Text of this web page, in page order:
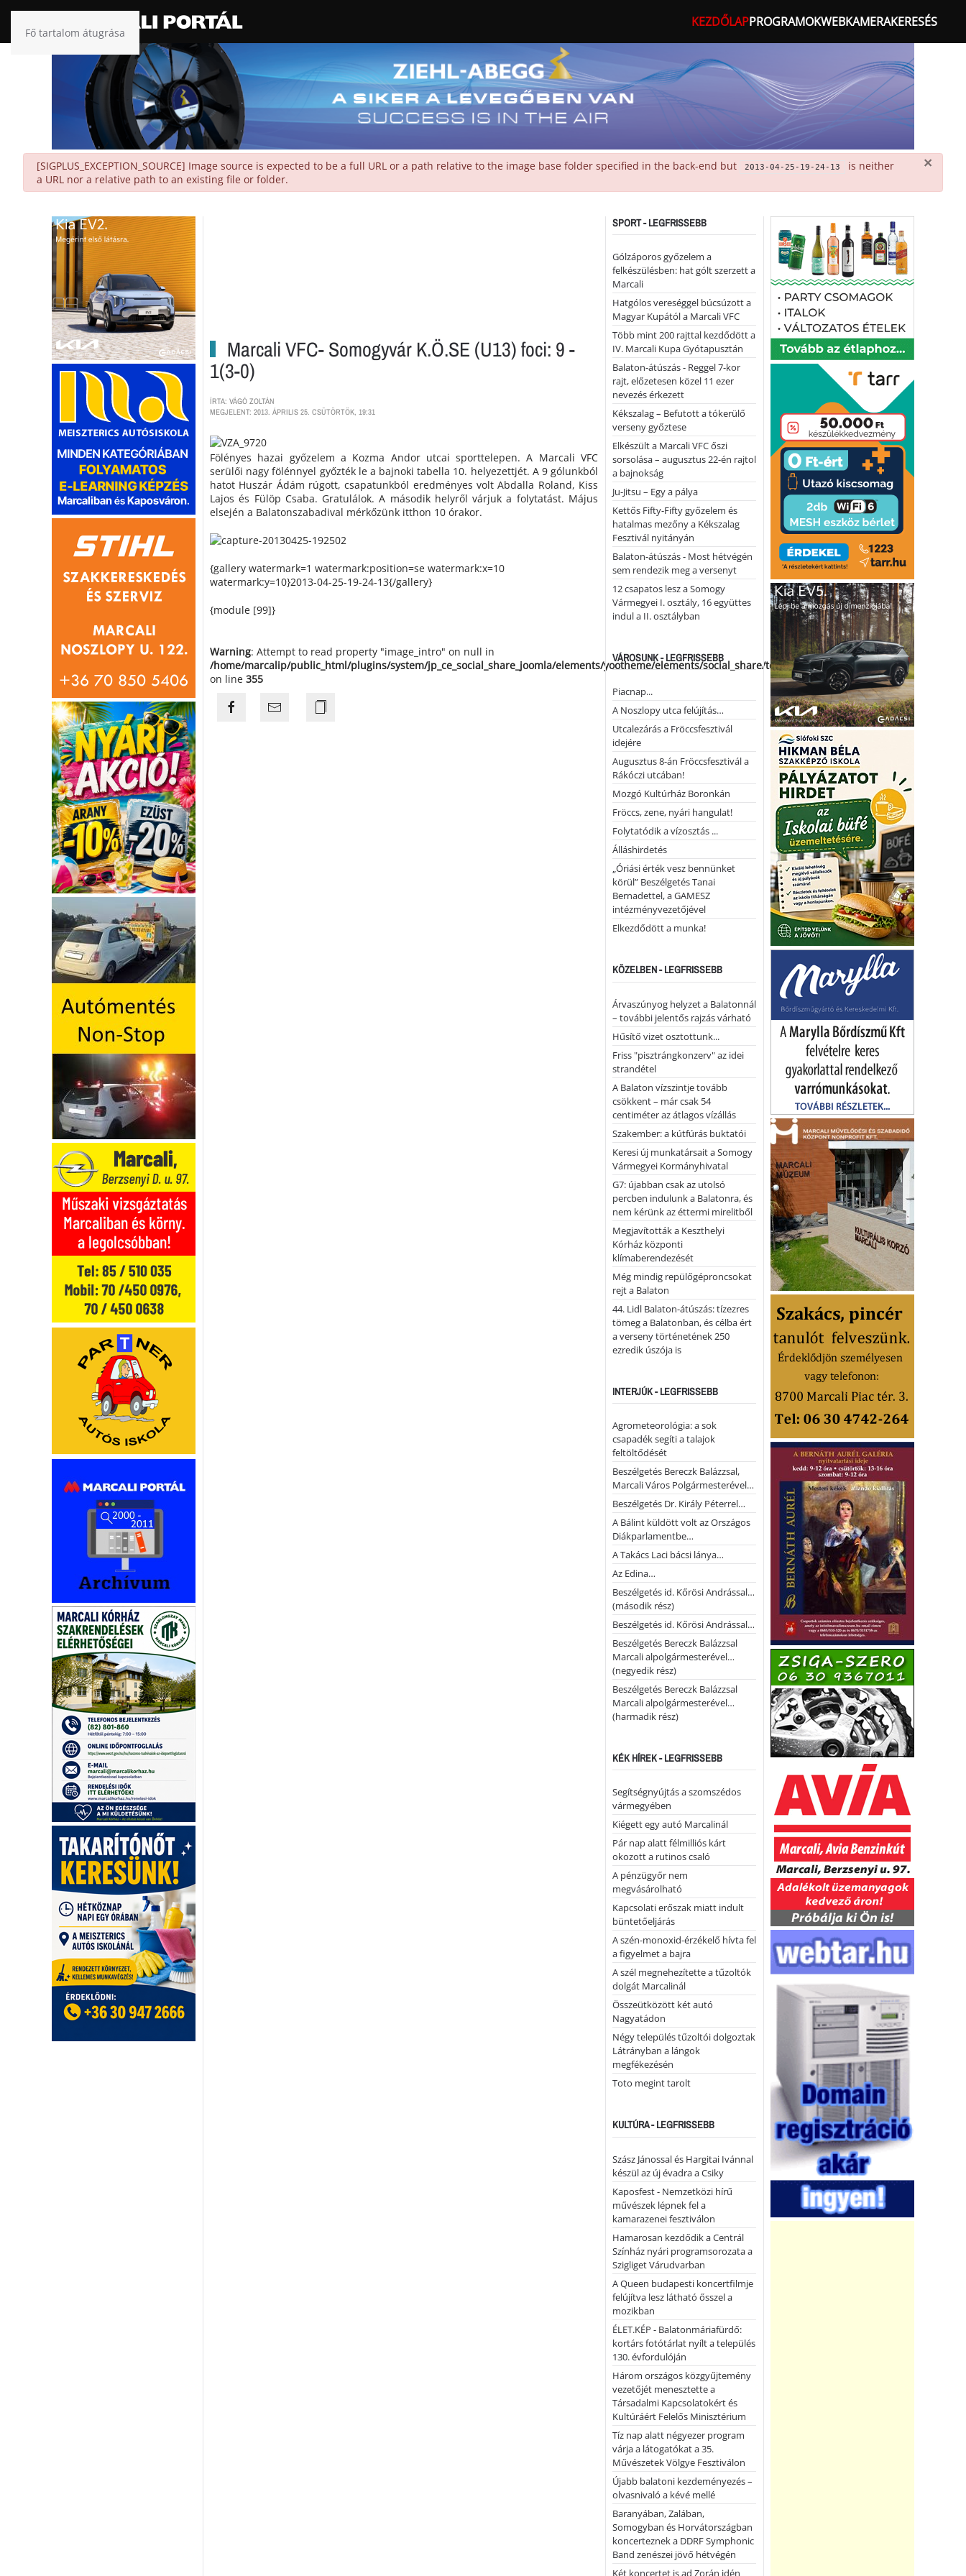
Fő tartalom átugrása
KEZDŐLAPPROGRAMOKWEBKAMERAKERESÉS
×
danger
[SIGPLUS_EXCEPTION_SOURCE] Image source is expected to be a full URL or a path relative to the image base folder specified in the back-end but 2013-04-25-19-24-13
is neither
a URL nor a relative path to an existing file or folder.
Marcali VFC- Somogyvár K.Ö.SE (U13) foci: 9 -
1(3-0)
ÍRTA: VÁGÓ ZOLTÁN
MEGJELENT: 2013. ÁPRILIS 25. CSÜTÖRTÖK, 19:31
Fölényes hazai győzelem a Kozma Andor utcai sporttelepen. A Marcali VFC
serülői nagy fölénnyel győzték le a bajnoki tabella 10. helyezettjét. A 9 gólunkból
hatot Huszár Ádám rúgott, csapatunkból eredményes volt Abdalla Roland, Kiss
Lajos és Fülöp Csaba. Gratulálok. A második helyről várjuk a folytatást. Május
elsején a Balatonszabadival mérkőzünk itthon 10 órakor.
{gallery watermark=1 watermark:position=se watermark:x=10
watermark:y=10}2013-04-25-19-24-13{/gallery}
{module [99]}
Warning: Attempt to read property "image_intro" on null in
/home/marcalip/public_html/plugins/system/jp_ce_social_share_joomla/elements/yootheme/elements/social_share/templates/template.php
on line 355
SPORT - LEGFRISSEBB
Gólzáporos győzelem a
felkészülésben: hat gólt szerzett a
Marcali
Hatgólos vereséggel búcsúzott a
Magyar Kupától a Marcali VFC
Több mint 200 rajttal kezdődött a
IV. Marcali Kupa Gyótapusztán
Balaton-átúszás - Reggel 7-kor
rajt, előzetesen közel 11 ezer
nevezés érkezett
Kékszalag – Befutott a tókerülő
verseny győztese
Elkészült a Marcali VFC őszi
sorsolása – augusztus 22-én rajtol
a bajnokság
Ju-Jitsu – Egy a pálya
Kettős Fifty-Fifty győzelem és
hatalmas mezőny a Kékszalag
Fesztivál nyitányán
Balaton-átúszás - Most hétvégén
sem rendezik meg a versenyt
12 csapatos lesz a Somogy
Vármegyei I. osztály, 16 együttes
indul a II. osztályban
VÁROSUNK - LEGFRISSEBB
Piacnap...
A Noszlopy utca felújítás…
Utcalezárás a Fröccsfesztivál
idejére
Augusztus 8-án Fröccsfesztivál a
Rákóczi utcában!
Mozgó Kultúrház Boronkán
Fröccs, zene, nyári hangulat!
Folytatódik a vízosztás ...
Álláshirdetés
„Óriási érték vesz bennünket
körül” Beszélgetés Tanai
Bernadettel, a GAMESZ
intézményvezetőjével
Elkezdődött a munka!
KÖZELBEN - LEGFRISSEBB
Árvaszúnyog helyzet a Balatonnál
– további jelentős rajzás várható
Hűsítő vizet osztottunk...
Friss "pisztrángkonzerv" az idei
strandétel
A Balaton vízszintje tovább
csökkent – már csak 54
centiméter az átlagos vízállás
Szakember: a kútfúrás buktatói
Keresi új munkatársait a Somogy
Vármegyei Kormányhivatal
G7: újabban csak az utolsó
percben indulunk a Balatonra, és
nem kérünk az éttermi mirelitből
Megjavították a Keszthelyi
Kórház központi
klímaberendezését
Még mindig repülőgéproncsokat
rejt a Balaton
44. Lidl Balaton-átúszás: tízezres
tömeg a Balatonban, és célba ért
a verseny történetének 250
ezredik úszója is
INTERJÚK - LEGFRISSEBB
Agrometeorológia: a sok
csapadék segíti a talajok
feltöltődését
Beszélgetés Bereczk Balázzsal,
Marcali Város Polgármesterével…
Beszélgetés Dr. Király Péterrel…
A Bálint küldött volt az Országos
Diákparlamentbe…
A Takács Laci bácsi lánya…
Az Edina…
Beszélgetés id. Kőrösi Andrással…
(második rész)
Beszélgetés id. Kőrösi Andrással…
Beszélgetés Bereczk Balázzsal
Marcali alpolgármesterével…
(negyedik rész)
Beszélgetés Bereczk Balázzsal
Marcali alpolgármesterével…
(harmadik rész)
KÉK HÍREK - LEGFRISSEBB
Segítségnyújtás a szomszédos
vármegyében
Kiégett egy autó Marcalinál
Pár nap alatt félmilliós kárt
okozott a rutinos csaló
A pénzügyőr nem
megvásárolható
Kapcsolati erőszak miatt indult
büntetőeljárás
A szén-monoxid-érzékelő hívta fel
a figyelmet a bajra
A szél megnehezítette a tűzoltók
dolgát Marcalinál
Összeütközött két autó
Nagyatádon
Négy település tűzoltói dolgoztak
Látrányban a lángok
megfékezésén
Toto megint tarolt
KULTÚRA - LEGFRISSEBB
Szász Jánossal és Hargitai Ivánnal
készül az új évadra a Csiky
Kaposfest - Nemzetközi hírű
művészek lépnek fel a
kamarazenei fesztiválon
Hamarosan kezdődik a Centrál
Színház nyári programsorozata a
Szigliget Várudvarban
A Queen budapesti koncertfilmje
felújítva lesz látható ősszel a
mozikban
ÉLET.KÉP - Balatonmáriafürdő:
kortárs fotótárlat nyílt a település
130. évfordulóján
Három országos közgyűjtemény
vezetőjét menesztette a
Társadalmi Kapcsolatokért és
Kultúráért Felelős Minisztérium
Tíz nap alatt négyezer program
várja a látogatókat a 35.
Művészetek Völgye Fesztiválon
Újabb balatoni kezdeményezés –
olvasnivaló a kévé mellé
Baranyában, Zalában,
Somogyban és Horvátországban
koncerteznek a DDRF Symphonic
Band zenészei jövő hétvégén
Két koncertet is ad Zorán idén